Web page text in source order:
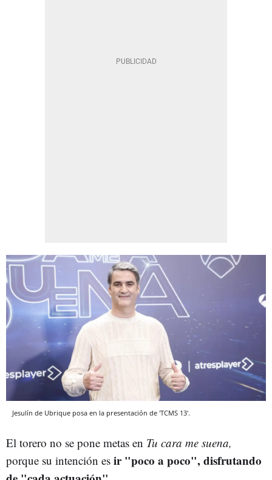
Jesulín de Ubrique posa en la presentación de 'TCMS 13'.
El torero no se pone metas en Tu cara me suena,
porque su intención es ir "poco a poco", disfrutando